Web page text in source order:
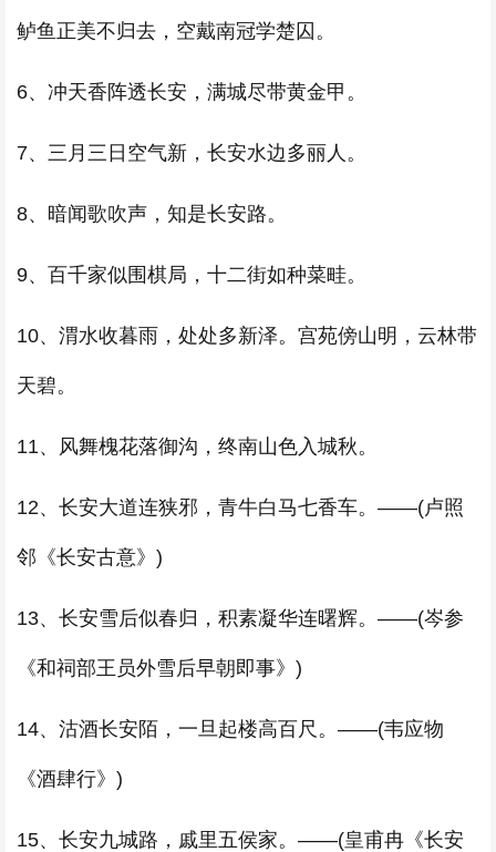
鲈鱼正美不归去，空戴南冠学楚囚。
6、冲天香阵透长安，满城尽带黄金甲。
7、三月三日空气新，长安水边多丽人。
8、暗闻歌吹声，知是长安路。
9、百千家似围棋局，十二街如种菜畦。
10、渭水收暮雨，处处多新泽。宫苑傍山明，云林带
天碧。
11、风舞槐花落御沟，终南山色入城秋。
12、长安大道连狭邪，青牛白马七香车。——(卢照
邻《长安古意》)
13、长安雪后似春归，积素凝华连曙辉。——(岑参
《和祠部王员外雪后早朝即事》)
14、沽酒长安陌，一旦起楼高百尺。——(韦应物
《酒肆行》)
15、长安九城路，戚里五侯家。——(皇甫冉《长安